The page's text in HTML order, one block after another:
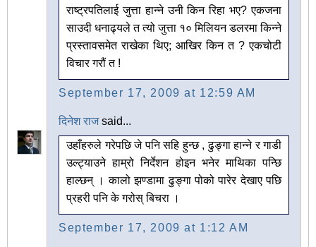
राष्ट्रपतिलाई जुत्ता हान्ने उनी किन रिहा भए? एकजना
साउदी धनाढ्यले त त्यो जुत्ता १० मिलियन डलरमा किन्ने
प्रस्तावसमेत राखेका थिए; आखिर किन त ? एकचोटी
विचार गरौं त !
September 17, 2009 at 12:59 AM
दिनेश राजsaid...
उहाँहरुले गरेपछि जे पनि सहि हुन्छ , ढुङ्गा हान्ने र गाडी
उल्ट्याउने हाम्रो निर्देशन होइन भनेर माथिका पन्छि
हाल्छन् । कालो झण्डामा ढुङ्गा पोको पारेर देखाए पछि
प्रहरी पनि के गरोस् बिचरा ।
September 17, 2009 at 1:12 AM